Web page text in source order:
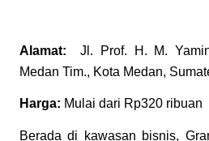
Alamat:
Jl. Prof. H. M.
Medan Tim., Kota Medan,
Harga: Mulai dari Rp320 ribuan
Berada di kawasan bisnis,